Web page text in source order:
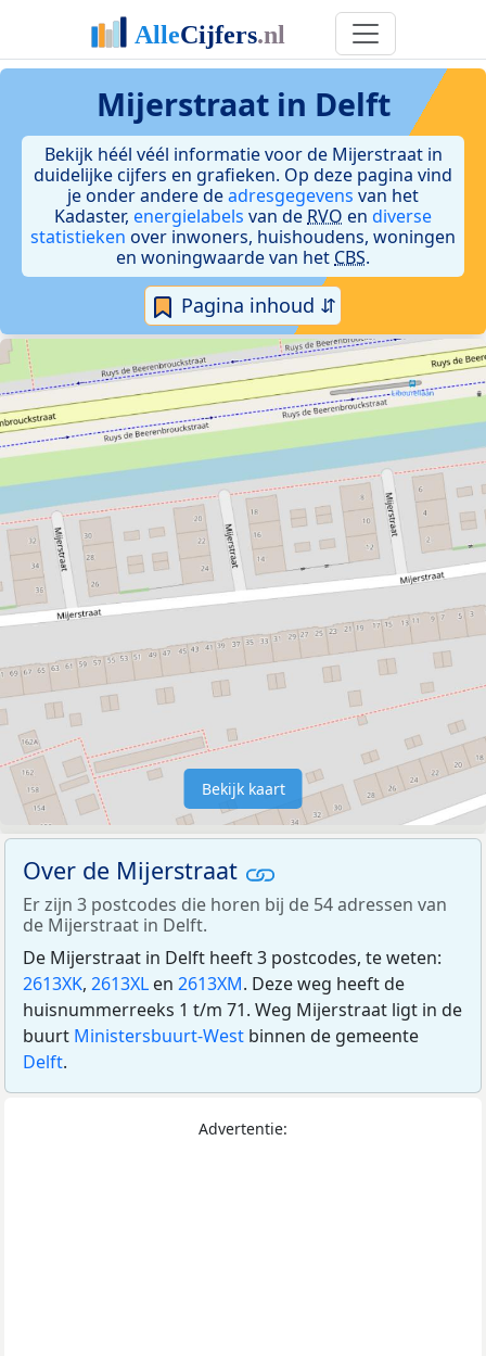
Mijerstraat in Delft
Bekijk héél véél informatie voor de Mijerstraat in
duidelijke cijfers en grafieken. Op deze pagina vind
je onder andere deadresgegevens van het
Kadaster, energielabels van de RVO en diverse
statistieken over inwoners, huishoudens, woningen
en woningwaarde van het CBS.
Pagina inhoud ⇵
Bekijk kaart
Over de Mijerstraat
Er zijn 3 postcodes die horen bij de 54 adressen van
de Mijerstraat in Delft.
De Mijerstraat in Delft heeft 3 postcodes, te weten:
2613XK, 2613XL en 2613XM. Deze weg heeft de
huisnummerreeks 1 t/m 71. Weg Mijerstraat ligt in de
buurt Ministersbuurt-West binnen de gemeente
Delft.
Advertentie: